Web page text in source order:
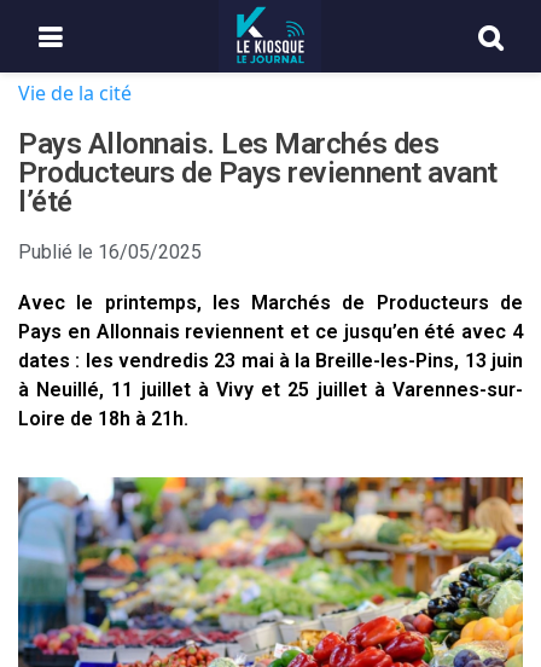
Vie de la cité
Pays Allonnais. Les Marchés des
Producteurs de Pays reviennent avant
l’été
Publié le 16/05/2025
Avec le printemps, les Marchés de Producteurs de
Pays en Allonnais reviennent et ce jusqu’en été avec 4
dates : les vendredis 23 mai à la Breille-les-Pins, 13 juin
à Neuillé, 11 juillet à Vivy et 25 juillet à Varennes-sur-
Loire de 18h à 21h.